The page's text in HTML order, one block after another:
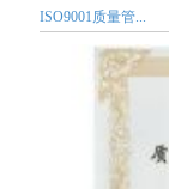
ISO9001质量管...